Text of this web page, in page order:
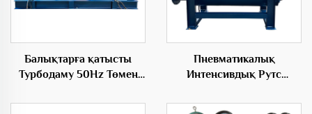
Балықтарға қатысты
Турбодаму 50Hz Төмен
Пневматикалық
Интенсивдық Рутс
Қорытынды Root Бөлу